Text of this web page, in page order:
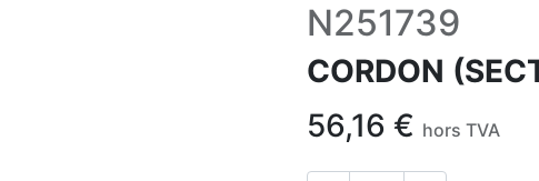
N251739
CORDON
56,16 € hors TVA